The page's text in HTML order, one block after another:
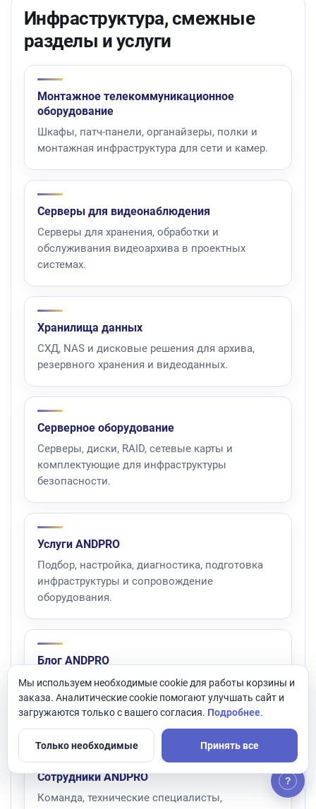
Инфраструктура, смежные
разделы и услуги
Монтажное телекоммуникационное
оборудование
Шкафы, патч-панели, органайзеры, полки и
монтажная инфраструктура для сети и камер.
Серверы для видеонаблюдения
Серверы для хранения, обработки и
обслуживания видеоархива в проектных
системах.
Хранилища данных
СХД, NAS и дисковые решения для архива,
резервного хранения и видеоданных.
Серверное оборудование
Серверы, диски, RAID, сетевые карты и
комплектующие для инфраструктуры
безопасности.
Услуги ANDPRO
Подбор, настройка, диагностика, подготовка
инфраструктуры и сопровождение
оборудования.
Блог ANDPRO
Материалы о видеонаблюдении, серверах,
хранении, сетях, безопасности и
инфраструктуре.
Сотрудники ANDPRO
Команда, технические специалисты,
?
Мы используем необходимые cookie для работы корзины и
заказа. Аналитические cookie помогают улучшать сайт и
загружаются только с вашего согласия. Подробнее.
Только необходимые Принять все